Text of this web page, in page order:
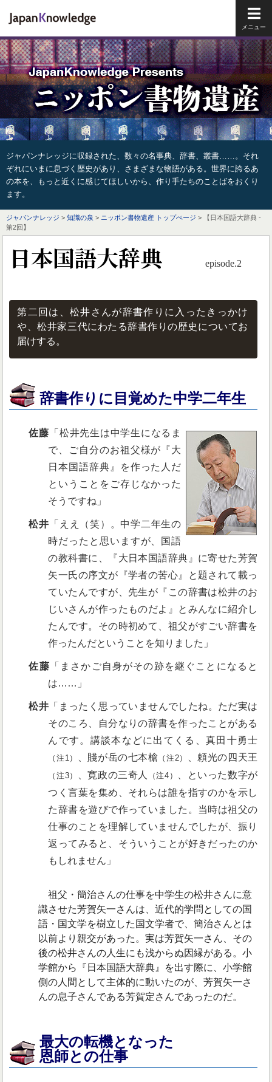
ジャパンナレッジに収録された、数々の名事典、辞書、叢書……。それ
ぞれにいまに息づく歴史があり、さまざまな物語がある。世界に誇るあ
の本を、もっと近くに感じてほしいから、作り手たちのことばをおくり
ます。
ジャパンナレッジ > 知識の泉 > ニッポン書物遺産 トップぺージ > 【日本国語大辞典 -
第2回】
日本国語大辞典 episode.2
第二回は、松井さんが辞書作りに入ったきっかけ
や、松井家三代にわたる辞書作りの歴史についてお
届けする。
辞書作りに目覚めた中学二年生
佐藤 「松井先生は中学生になるま
で、ご自分のお祖父様が『大
日本国語辞典』を作った人だ
ということをご存じなかった
そうですね」
松井 「ええ（笑）。中学二年生の
時だったと思いますが、国語
の教科書に、『大日本国語辞典』に寄せた芳賀
矢一氏の序文が『学者の苦心』と題されて載っ
ていたんですが、先生が『この辞書は松井のお
じいさんが作ったものだよ』とみんなに紹介し
たんです。その時初めて、祖父がすごい辞書を
作ったんだということを知りました」
佐藤 「まさかご自身がその跡を継ぐことになると
は……」
松井 「まったく思っていませんでしたね。ただ実は
そのころ、自分なりの辞書を作ったことがある
んです。講談本などに出てくる、真田十勇士
（注1） 、賤が岳の七本槍 （注2） 、頼光の四天王
（注3） 、寛政の三奇人 （注4）
、といった数字が
つく言葉を集め、それらは誰を指すのかを示し
た辞書を遊びで作っていました。当時は祖父の
仕事のことを理解していませんでしたが、振り
返ってみると、そういうことが好きだったのか
もしれません」
祖父・簡治さんの仕事を中学生の松井さんに意
識させた芳賀矢一さんは、近代的学問としての国
語・国文学を樹立した国文学者で、簡治さんとは
以前より親交があった。実は芳賀矢一さん、その
後の松井さんの人生にも浅からぬ因縁がある。小
学館から『日本国語大辞典』を出す際に、小学館
側の人間として主体的に動いたのが、芳賀矢一さ
んの息子さんである芳賀定さんであったのだ。
最大の転機となった
恩師との仕事